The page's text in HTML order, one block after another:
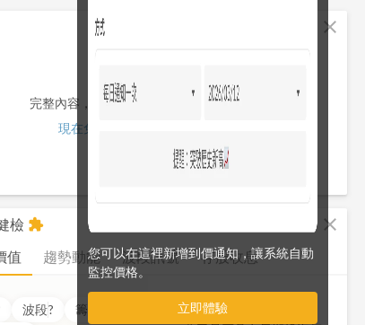
您可以在這裡新增到價通知，讓系統自動
監控價格。
立即體驗
close
完整內容，僅限註冊會員使用
現在免費註冊/登入
檢 close
extension
值 趨勢動能 波段訊號 存股收息
波段? 籌碼 價值??